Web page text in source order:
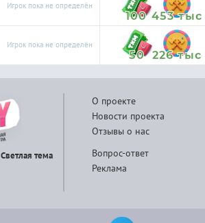
Игрок пока не определён
100 453 тыс
Игрок пока не определён
50 226 тыс
О проекте
Новости проекта
Отзывы о нас
Вопрос-ответ
Реклама
Светлая тема